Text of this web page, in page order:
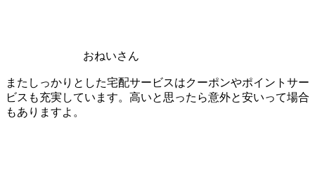
おねいさん
またしっかりとした宅配サービスはクーポンやポイントサー
ビスも充実しています。高いと思ったら意外と安いって場合
もありますよ。